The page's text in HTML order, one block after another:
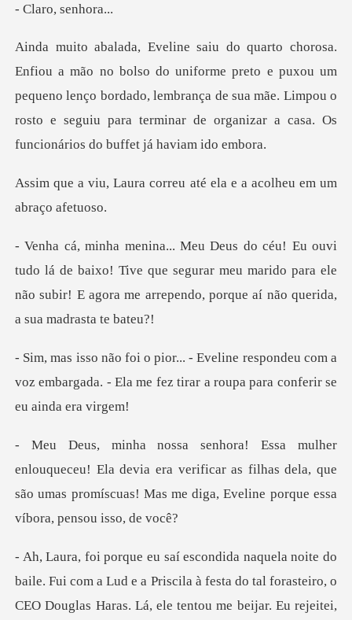
o, sen
e preto e puxou um
pequeno lenço bordado, lembrança de sua mãe. Limpou o
rosto e segu
orreu até ela e a acolhe
baixo! Tive que segurar meu marido para ele
não subir! E agora
spondeu com a
voz embargada. - Ela me fez tira
devia era verificar as filhas dela, que
são umas promíscuas!
Lud e a Priscila à festa do tal forasteiro, o
CEO Douglas Haras. Lá, ele te